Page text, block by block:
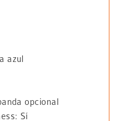
azul
opcional
Sí